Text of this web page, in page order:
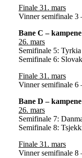
Finale 31. mars
Vinner semifinale 3
Bane C – kampene
26. mars
Semifinale 5:
Semifinale 6:
Finale 31. mars
Vinner semifinale 6
Bane D – kampene
26. mars
Semifinale 7:
Semifinale 8:
Finale 31. mars
Vinner semifinale 8